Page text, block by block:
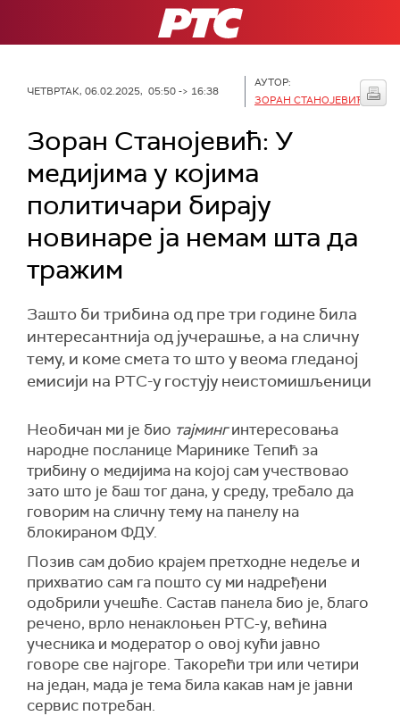
РТС
ЧЕТВРТАК, 06.02.2025, 05:50 -> 16:38
АУТОР:
ЗОРАН СТАНОЈЕВИЋ
Зоран Станојевић: У
медијима у којима
политичари бирају
новинаре ја немам шта да
тражим
Зашто би трибина од пре три године била
интересантнија од јучерашње, а на сличну
тему, и коме смета то што у веома гледаној
емисији на РТС-у гостују неистомишљеници
Необичан ми је био тајмингинтересовања
народне посланице Маринике Тепић за
трибину о медијима на којој сам учествовао
зато што је баш тог дана, у среду, требало да
говорим на сличну тему на панелу на
блокираном ФДУ.
Позив сам добио крајем претходне недеље и
прихватио сам га пошто су ми надређени
одобрили учешће. Састав панела био је, благо
речено, врло ненаклоњен РТС-у, већина
учесника и модератор о овој кући јавно
говоре све најгоре. Такорећи три или четири
на један, мада је тема била какав нам је јавни
сервис потребан.